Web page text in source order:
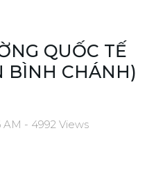
QUỐC TẾ
BÌNH CHÁNH)
AM - 4992 Views